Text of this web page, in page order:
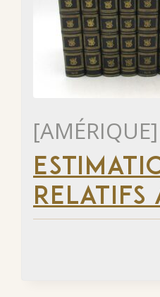
[AMÉRIQUE]
RELATIFS